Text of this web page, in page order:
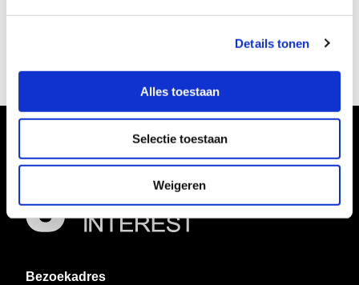
Details tonen
Alles toestaan
Selectie toestaan
Weigeren
Meer informatie is te vinden op:
Bezoekadres